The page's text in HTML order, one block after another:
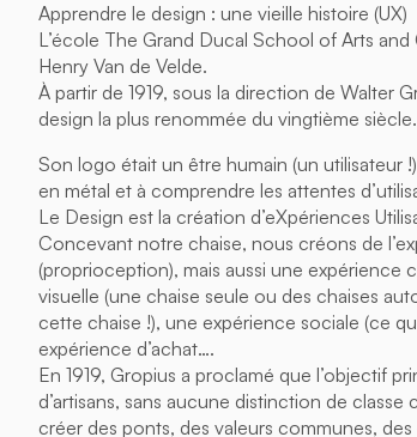
Apprendre le design : une vieille histoire (UX)
L’école The Grand Ducal School of Arts
Henry Van de Velde.
À partir de 1919, sous la direction de Walter
design la plus renommée du vingtième siècle.
Son logo était un être humain (un utilisateur
en métal et à comprendre les attentes
Le Design est la création d’eXpériences
Concevant notre chaise, nous créons de
(proprioception), mais aussi une
visuelle (une chaise seule ou des chaises
cette chaise !), une expérience sociale (ce
expérience d’achat….
En 1919, Gropius a proclamé que l’objectif
d’artisans, sans aucune distinction de
créer des ponts, des valeurs communes,